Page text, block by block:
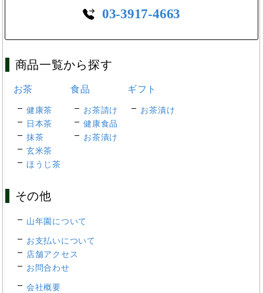
03-3917-4663
商品一覧から探す
お茶
健康茶
日本茶
抹茶
玄米茶
ほうじ茶
食品
お茶請け
健康食品
お茶漬け
ギフト
お茶漬け
その他
山年園について
お支払いについて
店舗アクセス
お問合わせ
会社概要